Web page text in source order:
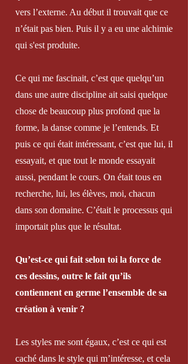
vers l’externe. Au début il trouvait que ce
n’était pas bien. Puis il y a eu une alchimie
qui s'est produite.
Ce qui me fascinait, c’est que quelqu’un
dans une autre discipline ait saisi quelque
chose de beaucoup plus profond que la
forme, la danse comme je l’entends. Et
puis ce qui était intéressant, c’est que lui, il
essayait, et que tout le monde essayait
aussi, pendant le cours. On était tous en
recherche, lui, les élèves, moi, chacun
dans son domaine. C’était le processus qui
importait plus que le résultat.
Qu’est-ce qui fait selon toi la force de
ces dessins, outre le fait qu’ils
contiennent en germe l’ensemble de sa
création à venir ?
Les styles me sont égaux, c’est ce qui est
caché dans le style qui m’intéresse, et cela